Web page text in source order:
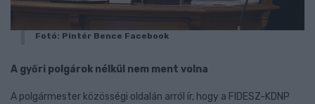
Fotó: Pintér Bence Facebook
A győri polgárok nélkül nem ment volna
A polgármester közösségi oldalán arról ír, hogy a FIDESZ-KDNP